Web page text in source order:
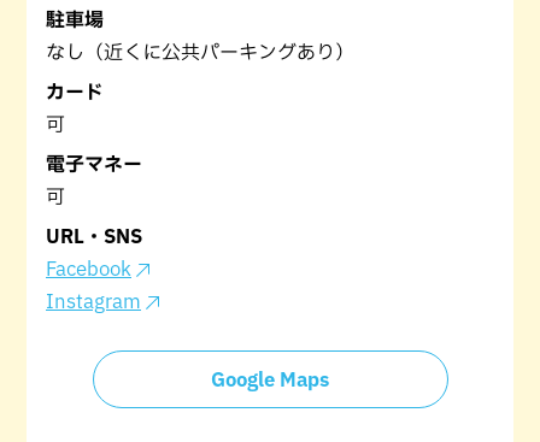
駐車場
なし（近くに公共パーキングあり）
カード
可
電子マネー
可
URL・SNS
Facebook
Instagram
Google Maps